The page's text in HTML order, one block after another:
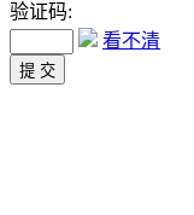
验证码:
看不清